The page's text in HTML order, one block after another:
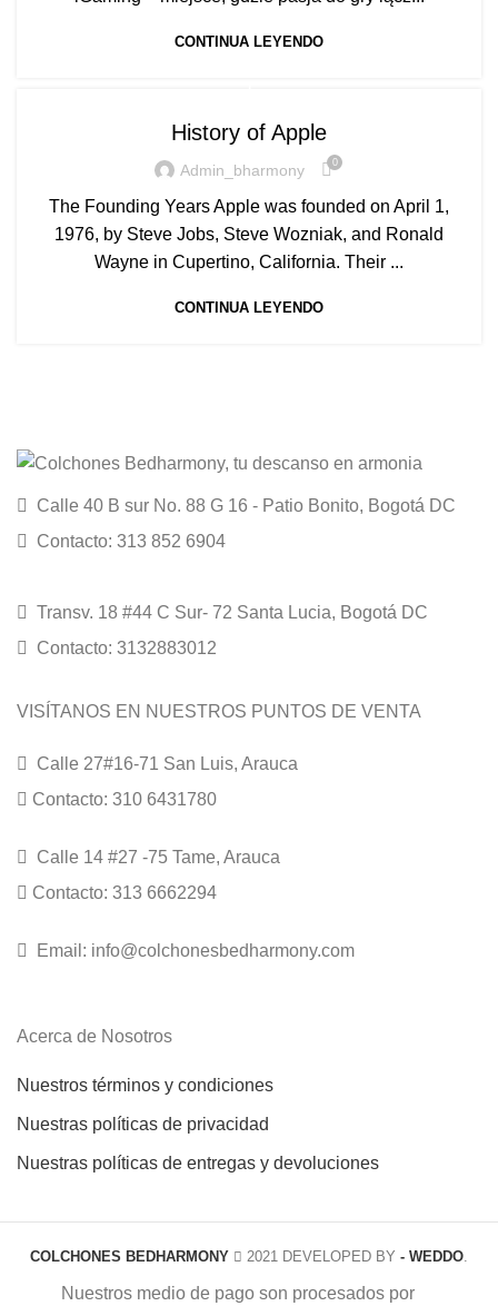
CONTINUA LEYENDO
History of Apple
Admin_bharmony 0
The Founding Years Apple was founded on April 1,
1976, by Steve Jobs, Steve Wozniak, and Ronald
Wayne in Cupertino, California. Their ...
CONTINUA LEYENDO
Calle 40 B sur No. 88 G 16 - Patio Bonito, Bogotá DC
Contacto: 313 852 6904
Transv. 18 #44 C Sur- 72 Santa Lucia, Bogotá DC
Contacto: 3132883012
VISÍTANOS EN NUESTROS PUNTOS DE VENTA
Calle 27#16-71 San Luis, Arauca
Contacto: 310 6431780
Calle 14 #27 -75 Tame, Arauca
Contacto: 313 6662294
Email: info@colchonesbedharmony.com
Acerca de Nosotros
Nuestros términos y condiciones
Nuestras políticas de privacidad
Nuestras políticas de entregas y devoluciones
COLCHONES BEDHARMONY 2021 DEVELOPED BY - WEDDO
Nuestros medio de pago son procesados por